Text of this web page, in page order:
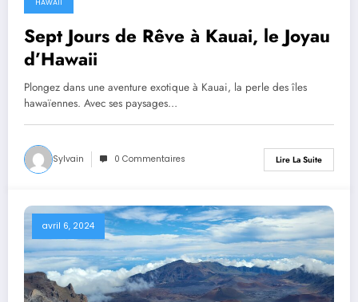
HAWAII
Sept Jours de Rêve à Kauai, le Joyau
d’Hawaii
Plongez dans une aventure exotique à Kauai, la perle des îles
hawaïennes. Avec ses paysages…
Sylvain 0 Commentaires Lire La Suite
avril 6, 2024